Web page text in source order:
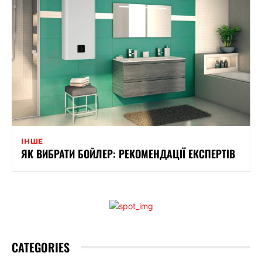
ІНШЕ
ЯК ВИБРАТИ БОЙЛЕР: РЕКОМЕНДАЦІЇ ЕКСПЕРТІВ
CATEGORIES